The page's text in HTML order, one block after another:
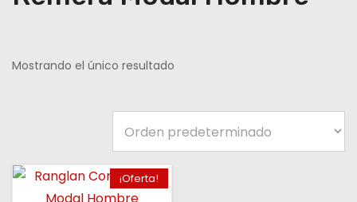
Mostrando el único resultado
¡Oferta!